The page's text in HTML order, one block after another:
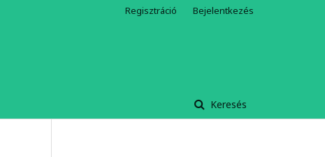
Keresés
Regisztráció Bejelentkezés